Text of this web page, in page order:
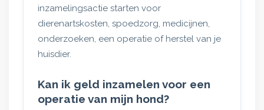
inzamelingsactie starten voor
dierenartskosten, spoedzorg, medicijnen,
onderzoeken, een operatie of herstel van je
huisdier.
Kan ik geld inzamelen voor een
operatie van mijn hond?